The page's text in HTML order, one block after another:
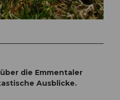
die Emmentaler
Ausblicke.